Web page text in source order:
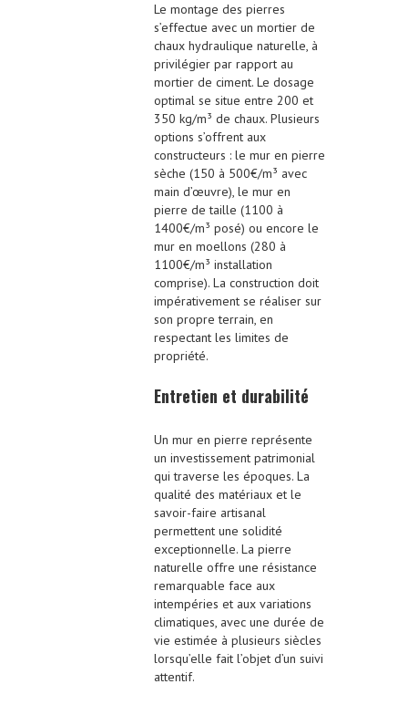
Le montage des pierres
s’effectue avec un mortier de
chaux hydraulique naturelle, à
privilégier par rapport au
mortier de ciment. Le dosage
optimal se situe entre 200 et
350 kg/m³ de chaux. Plusieurs
options s’offrent aux
constructeurs : le mur en pierre
sèche (150 à 500€/m³ avec
main d’œuvre), le mur en
pierre de taille (1100 à
1400€/m³ posé) ou encore le
mur en moellons (280 à
1100€/m³ installation
comprise). La construction doit
impérativement se réaliser sur
son propre terrain, en
respectant les limites de
propriété.
Entretien et durabilité
Un mur en pierre représente
un investissement patrimonial
qui traverse les époques. La
qualité des matériaux et le
savoir-faire artisanal
permettent une solidité
exceptionnelle. La pierre
naturelle offre une résistance
remarquable face aux
intempéries et aux variations
climatiques, avec une durée de
vie estimée à plusieurs siècles
lorsqu’elle fait l’objet d’un suivi
attentif.